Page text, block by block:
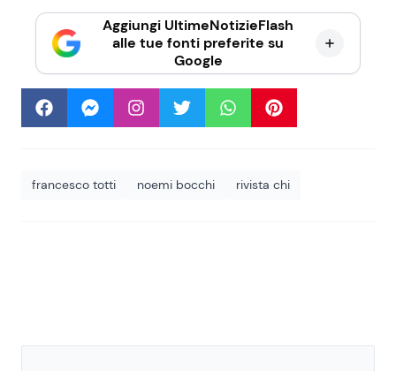
Aggiungi UltimeNotizieFlash
alle tue fonti preferite su
Google
francesco totti noemi bocchi rivista chi